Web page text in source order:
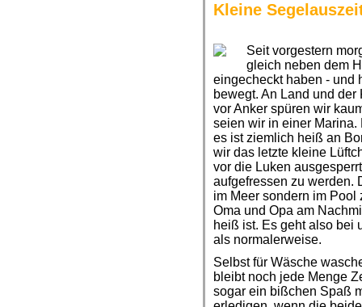
Kleine
Seit vorgestern
gleich neben dem
eingecheckt haben - und
bewegt. An Land und
vor Anker spüren wir
seien wir in einer
es ist ziemlich heiß an
wir das letzte kleine
vor die Luken
aufgefressen zu werden.
im Meer sondern im
Oma und Opa am
heiß ist. Es geht also bei
als normalerweise.
Selbst für Wäsche
bleibt noch jede Menge
sogar ein bißchen Spaß